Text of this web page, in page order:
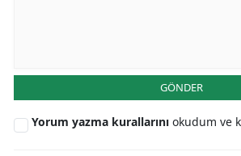
GÖNDER
Yorum yazma kurallarını okudum ve